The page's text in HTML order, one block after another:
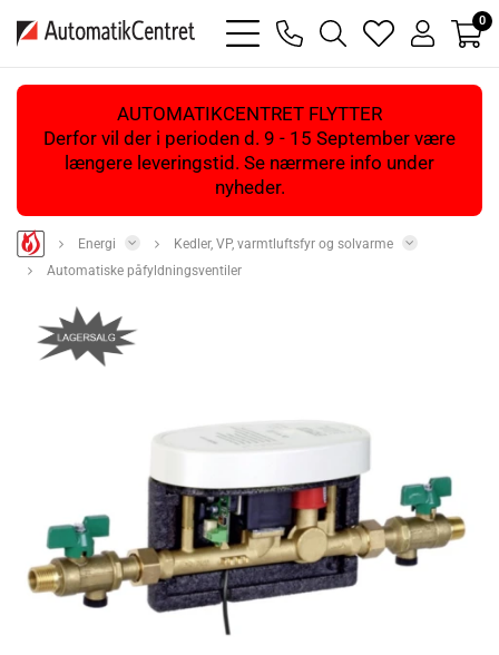
bars
light
phone
magnifying
glass
heart
light
user
light
0
AUTOMATIKCENTRET FLYTTER
Derfor vil der i perioden d. 9 - 15 September være
længere leveringstid. Se nærmere info under
nyheder.
Energi
Kedler, VP, varmtluftsfyr og solvarme
Automatiske påfyldningsventiler